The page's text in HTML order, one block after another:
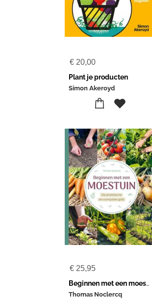
€ 20,00
Plant je producten
Simon Akeroyd
€ 25,95
Beginnen met een moestuin
Thomas Noclercq